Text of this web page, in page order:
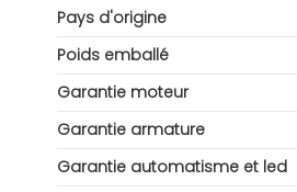
Pays d'origine
Poids emballé
Garantie moteur
Garantie armature
Garantie automatisme et led